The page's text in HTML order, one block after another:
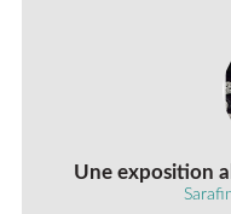
Une exposition